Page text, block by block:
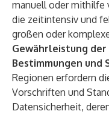
manuell oder mithilfe
die zeitintensiv und
großen oder
Gewährleistung der
Bestimmungen und
Regionen erfordern
Vorschriften und
Datensicherheit,